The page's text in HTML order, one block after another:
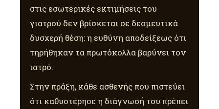
στις εσωτερικές εκτιμήσεις του
γιατρού δεν βρίσκεται σε δεσμευτικά
δυσχερή θέση: η ευθύνη αποδείξεως ότι
τηρήθηκαν τα πρωτόκολλα βαρύνει τον
ιατρό.
Στην πράξη, κάθε ασθενής που πιστεύει
ότι καθυστέρησε η διάγνωσή του πρέπει